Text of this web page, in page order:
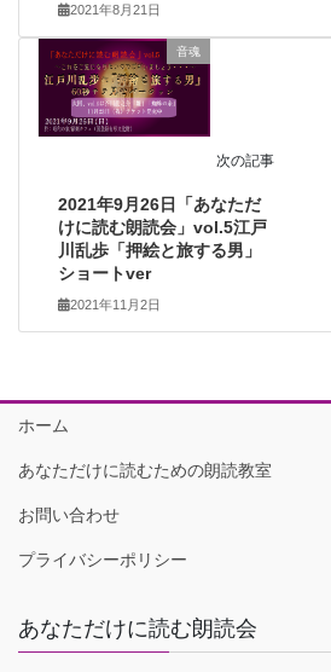
2021年8月21日
音魂
次の記事
2021年9月26日「あなただ
けに読む朗読会」vol.5江戸
川乱歩「押絵と旅する男」
ショートver
2021年11月2日
ホーム
あなただけに読むための朗読教室
お問い合わせ
プライバシーポリシー
あなただけに読む朗読会